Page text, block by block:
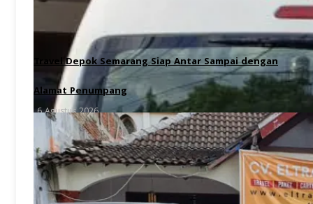
Travel Depok Semarang Siap Antar Sampai dengan
Alamat Penumpang
6 Agustus 2026